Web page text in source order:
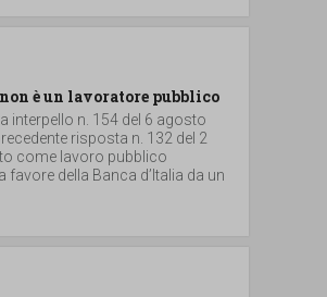
è un lavoratore pubblico
interpello n. 154 del 6 agosto
risposta n. 132 del 2
come lavoro pubblico
favore della Banca d’Italia da un